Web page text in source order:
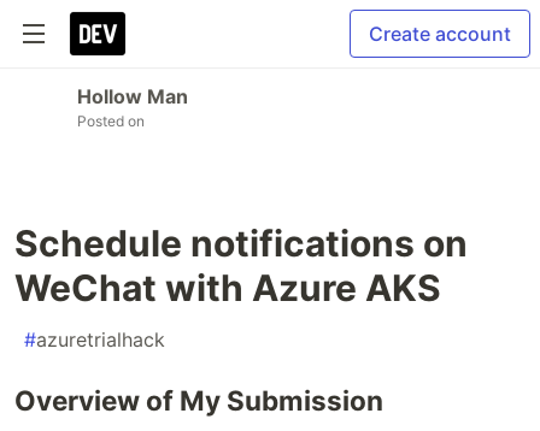
Create account
Hollow Man
Posted on
Schedule notifications on
WeChat with Azure AKS
#azuretrialhack
Overview of My Submission